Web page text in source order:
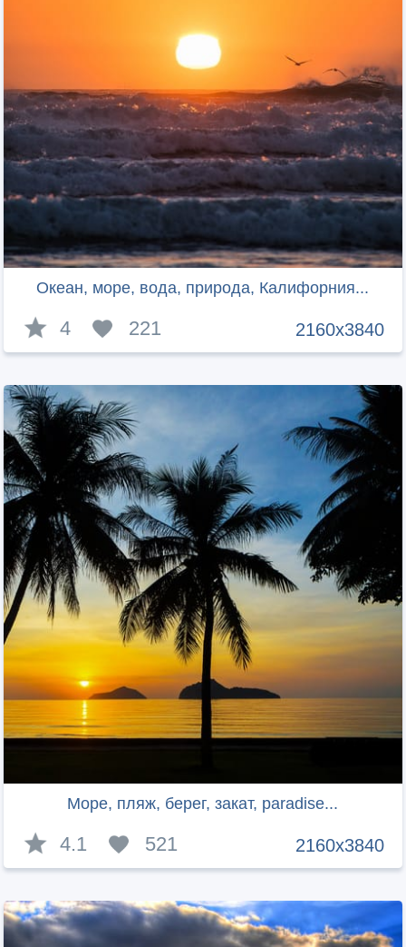
Океан, море, вода, природа, Калифорния...
2160x3840
4 221
Море, пляж, берег, закат, paradise...
2160x3840
4.1 521